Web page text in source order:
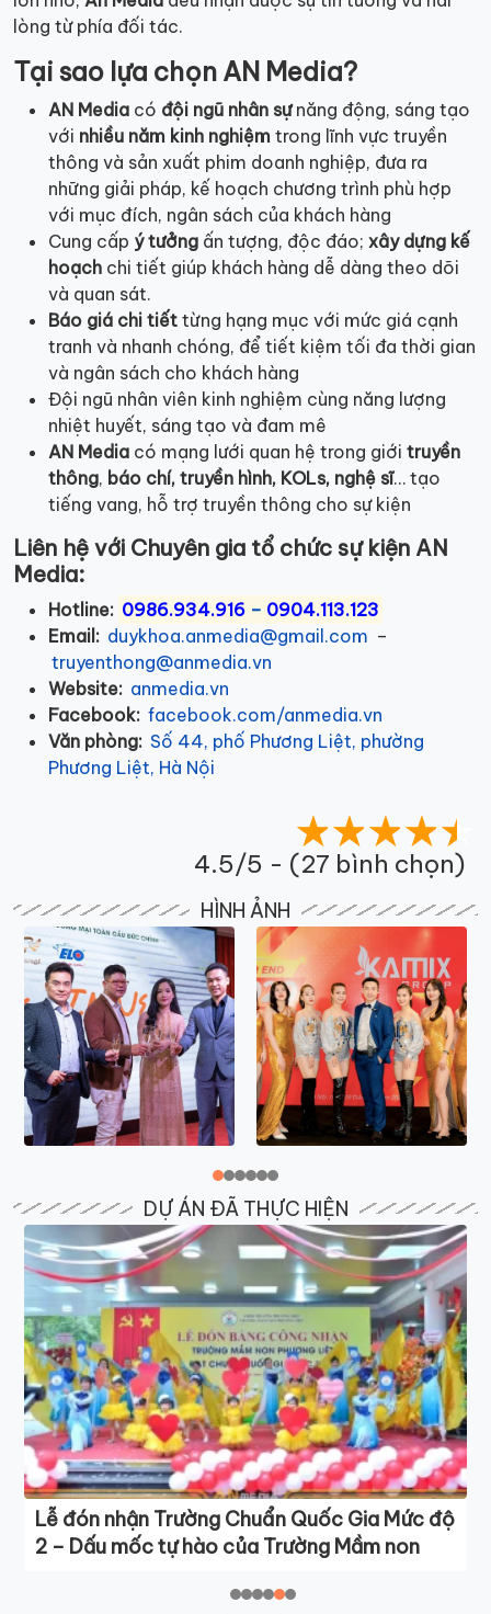
lòng từ phía đối tác.
Tại sao lựa chọn AN Media?
AN Media có đội ngũ nhân sựnăng động, sáng tạo
với nhiều năm kinh nghiệm trong lĩnh vực truyền
thông và sản xuất phim doanh nghiệp, đưa ra
những giải pháp, kế hoạch chương trình phù hợp
với mục đích, ngân sách của khách hàng
Cung cấp ý tưởng ấn tượng, độc đáo; xây dựng kế
hoạch chi tiết giúp khách hàng dễ dàng theo dõi
và quan sát.
Báo giá chi tiết từng hạng mục với mức giá cạnh
tranh và nhanh chóng, để tiết kiệm tối đa thời gian
và ngân sách cho khách hàng
Đội ngũ nhân viên kinh nghiệm cùng năng lượng
nhiệt huyết, sáng tạo và đam mê
AN Media có mạng lưới quan hệ trong giới truyền
thông, báo chí, truyền hình, KOLs, nghệ sĩ… tạo
tiếng vang, hỗ trợ truyền thông cho sự kiện
Liên hệ với Chuyên gia tổ chức sự kiện AN
Media:
Hotline: 0986.934.916 – 0904.113.123
Email: duykhoa.anmedia@gmail.com –
truyenthong@anmedia.vn
Website: anmedia.vn
Facebook: facebook.com/anmedia.vn
Văn phòng: Số 44, phố Phương Liệt, phường
Phương Liệt, Hà Nội
4.5/5 - (27 bình chọn)
HÌNH ẢNH
DỰ ÁN ĐÃ THỰC HIỆN
Lễ đón nhận Trường Chuẩn Quốc Gia Mức độ
2 – Dấu mốc tự hào của Trường Mầm non